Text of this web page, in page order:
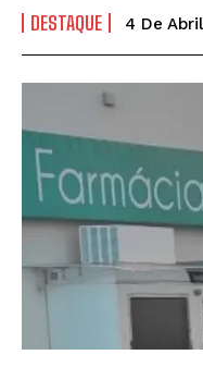
DESTAQUE 4 De